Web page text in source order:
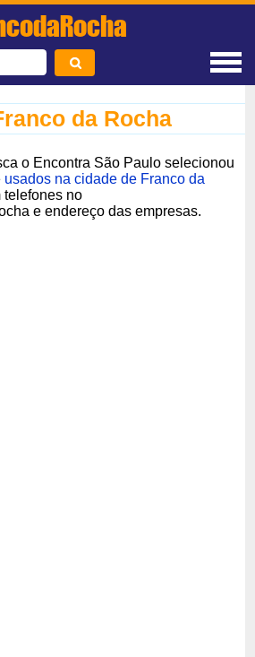
da Rocha
o Encontra São Paulo selecionou
usados na cidade de Franco da
telefones no
e endereço das empresas.